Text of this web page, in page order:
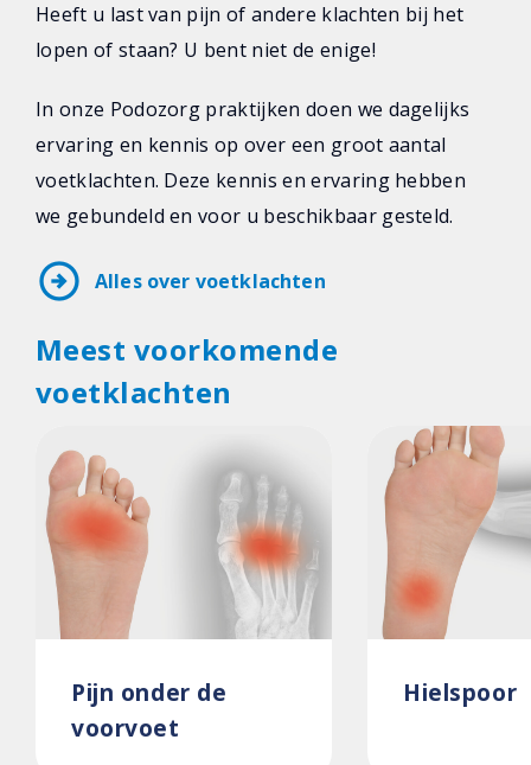
Heeft u last van pijn of andere klachten bij het
lopen of staan? U bent niet de enige!
In onze Podozorg praktijken doen we dagelijks
ervaring en kennis op over een groot aantal
voetklachten. Deze kennis en ervaring hebben
we gebundeld en voor u beschikbaar gesteld.
arrow_circle_right Alles over voetklachten
Meest voorkomende
voetklachten
Pijn onder de
voorvoet
Hielspoor